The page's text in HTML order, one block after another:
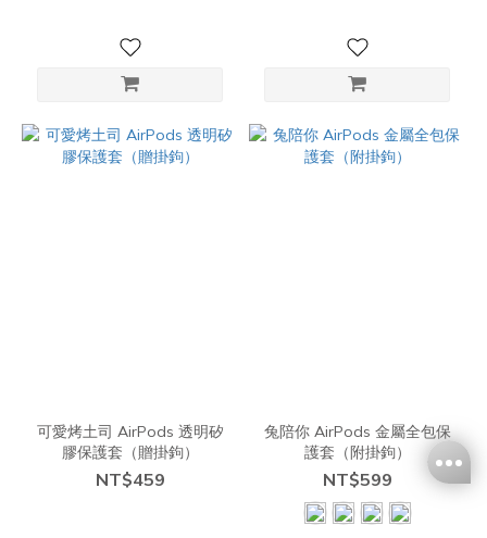
可愛烤土司 AirPods 透明矽
膠保護套（贈掛鉤）
NT$459
兔陪你 AirPods 金屬全包保
護套（附掛鉤）
NT$599